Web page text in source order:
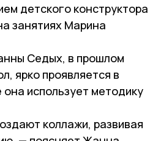
детского конструктора
занятиях Марина
Седых, в прошлом
ярко проявляется в
она использует методику
коллажи, развивая